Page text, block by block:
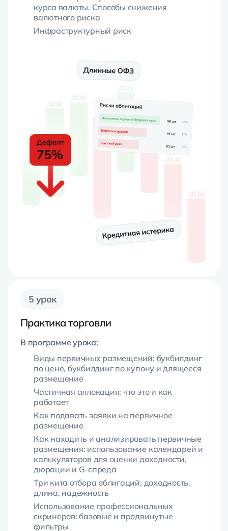
курса валюты. Способы снижения
валютного риска
Инфраструктурный риск
5 урок
Практика торговли
В программе урока:
Виды первичных размещений: букбилдинг
по цене, букбилдинг по купону и длящееся
размещение
Частичная аллокация: что это и как
работает
Как подавать заявки на первичное
размещение
Как находить и анализировать первичные
размещения: использование календарей и
калькуляторов для оценки доходности,
дюрации и G-спреда
Три кита отбора облигаций: доходность,
длина, надежность
Использование профессиональных
скринеров: базовые и продвинутые
фильтры